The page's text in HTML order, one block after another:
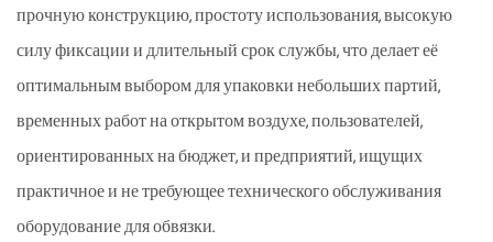
прочную конструкцию, простоту использования, высокую
силу фиксации и длительный срок службы, что делает её
оптимальным выбором для упаковки небольших партий,
временных работ на открытом воздухе, пользователей,
ориентированных на бюджет, и предприятий, ищущих
практичное и не требующее технического обслуживания
оборудование для обвязки.